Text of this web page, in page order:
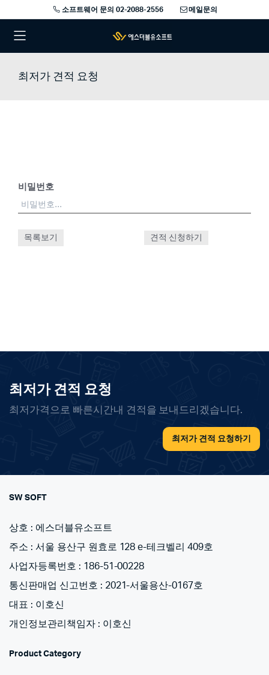
소프트웨어 문의 02-2088-2556 메일문의
최저가 견적 요청
비밀번호
목록보기
최저가 견적 요청
최저가격으로 빠른시간내 견적을 보내드리겠습니다.
최저가 견적 요청하기
SW SOFT
상호 : 에스더블유소프트
주소 : 서울 용산구 원효로 128 e-테크벨리 409호
사업자등록번호 : 186-51-00228
통신판매업 신고번호 : 2021-서울용산-0167호
대표 : 이호신
개인정보관리책임자 : 이호신
Product Category